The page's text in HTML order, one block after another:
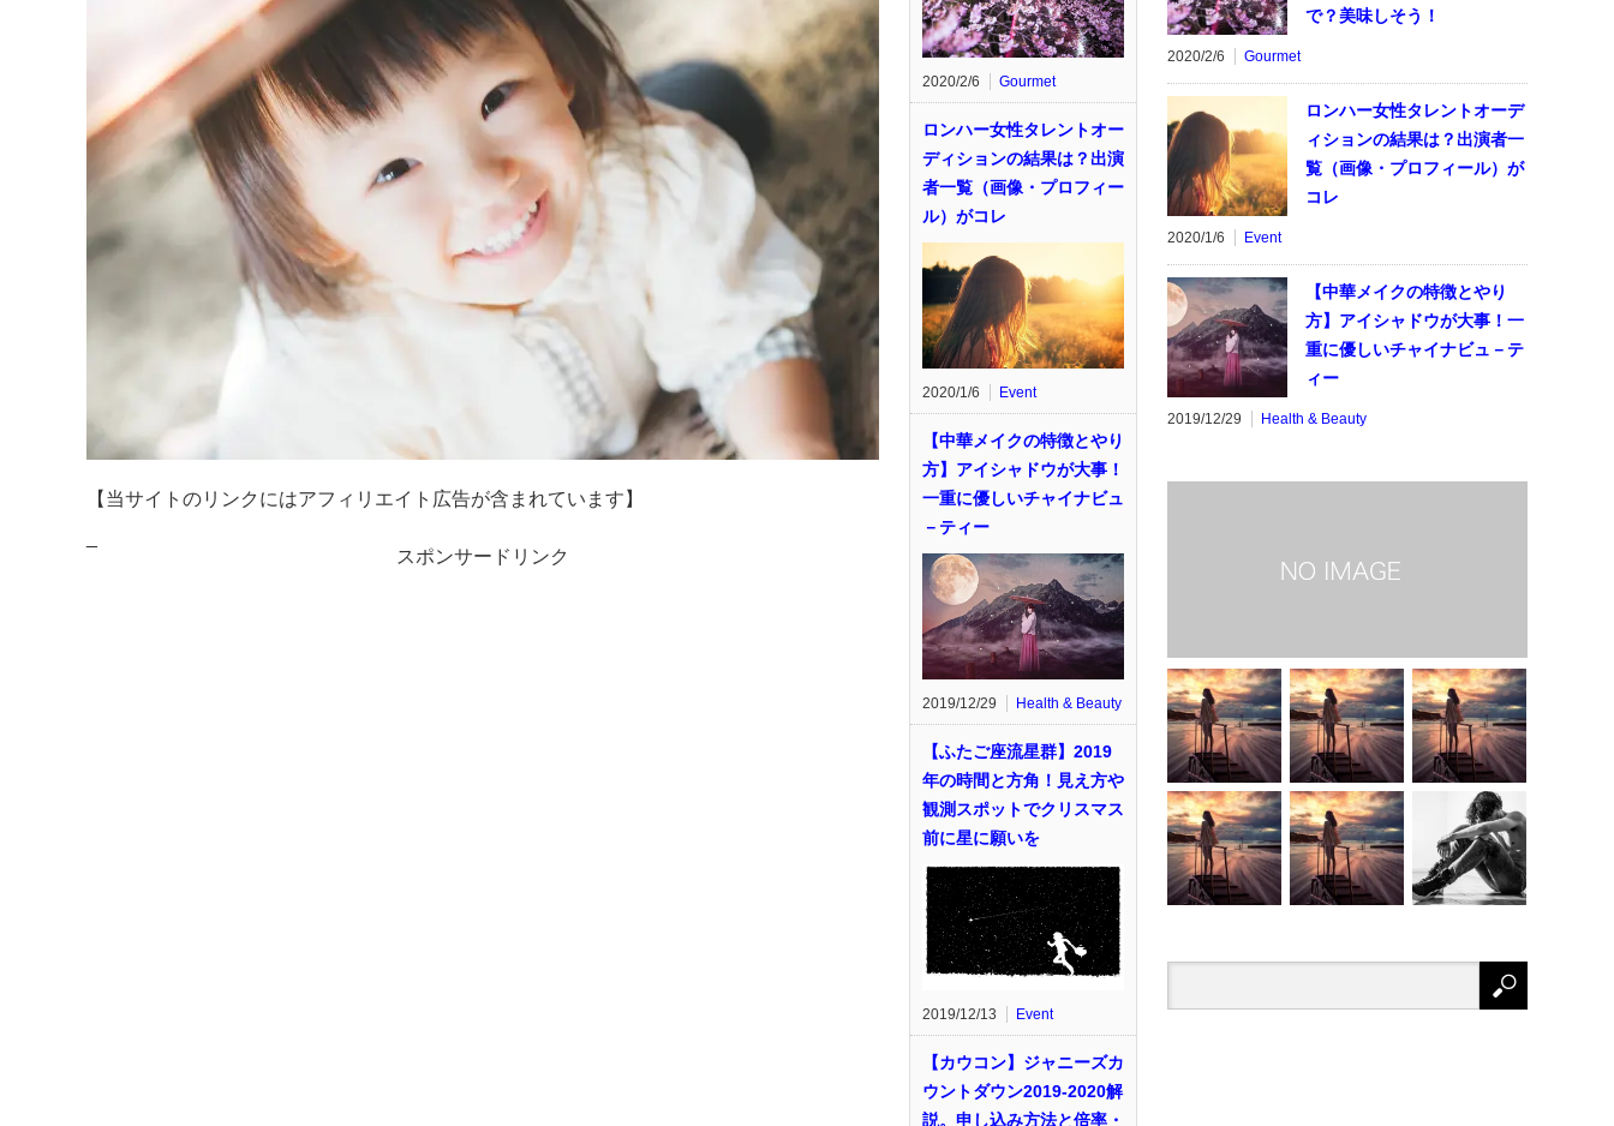
【当サイトのリンクにはアフィリエイト広告が含まれています】
スポンサードリンク
2020/2/6 Gourmet
ロンハー女性タレントオー
ディションの結果は？出演
者一覧（画像・プロフィー
ル）がコレ
2020/1/6 Event
【中華メイクの特徴とやり
方】アイシャドウが大事！
一重に優しいチャイナビュ
－ティー
2019/12/29 Health & Beauty
【ふたご座流星群】2019
年の時間と方角！見え方や
観測スポットでクリスマス
前に星に願いを
2019/12/13 Event
【カウコン】ジャニーズカ
ウントダウン2019-2020解
説。申し込み方法と倍率・
で？美味しそう！
2020/2/6 Gourmet
ロンハー女性タレントオーデ
ィションの結果は？出演者一
覧（画像・プロフィール）が
コレ
2020/1/6 Event
【中華メイクの特徴とやり
方】アイシャドウが大事！一
重に優しいチャイナビュ－テ
ィー
2019/12/29 Health & Beauty